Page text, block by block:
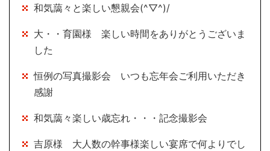
和気藹々と楽しい懇親会(^▽^)/
大・・育園様 楽しい時間をありがとうございま
した
恒例の写真撮影会 いつも忘年会ご利用いただき
感謝
和気藹々楽しい歳忘れ・・・記念撮影会
吉原様 大人数の幹事様楽しい宴席で何よりでし